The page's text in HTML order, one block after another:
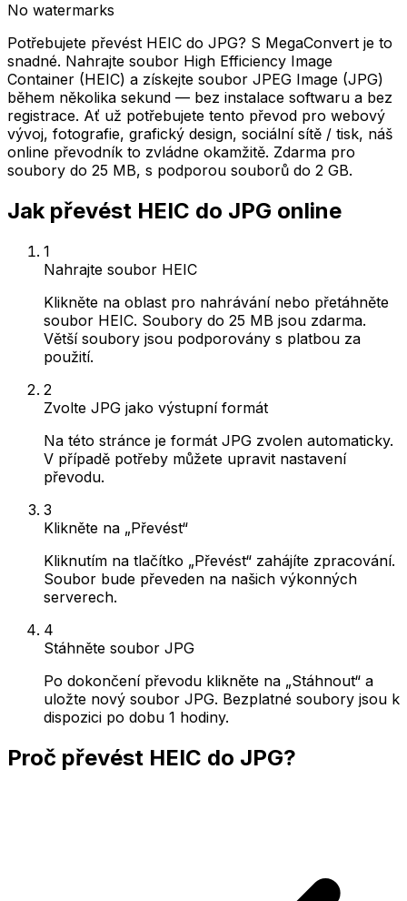
No watermarks
Potřebujete převést HEIC do JPG? S MegaConvert je to
snadné. Nahrajte soubor High Efficiency Image
Container (HEIC) a získejte soubor JPEG Image (JPG)
během několika sekund — bez instalace softwaru a bez
registrace. Ať už potřebujete tento převod pro webový
vývoj, fotografie, grafický design, sociální sítě / tisk, náš
online převodník to zvládne okamžitě. Zdarma pro
soubory do 25 MB, s podporou souborů do 2 GB.
Jak převést HEIC do JPG online
1
Nahrajte soubor HEIC
Klikněte na oblast pro nahrávání nebo přetáhněte
soubor HEIC. Soubory do 25 MB jsou zdarma.
Větší soubory jsou podporovány s platbou za
použití.
2
Zvolte JPG jako výstupní formát
Na této stránce je formát JPG zvolen automaticky.
V případě potřeby můžete upravit nastavení
převodu.
3
Klikněte na „Převést“
Kliknutím na tlačítko „Převést“ zahájíte zpracování.
Soubor bude převeden na našich výkonných
serverech.
4
Stáhněte soubor JPG
Po dokončení převodu klikněte na „Stáhnout“ a
uložte nový soubor JPG. Bezplatné soubory jsou k
dispozici po dobu 1 hodiny.
Proč převést HEIC do JPG?